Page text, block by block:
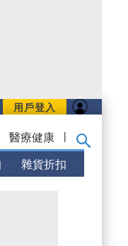
用戶登入
醫療健康 |
雜貨折扣